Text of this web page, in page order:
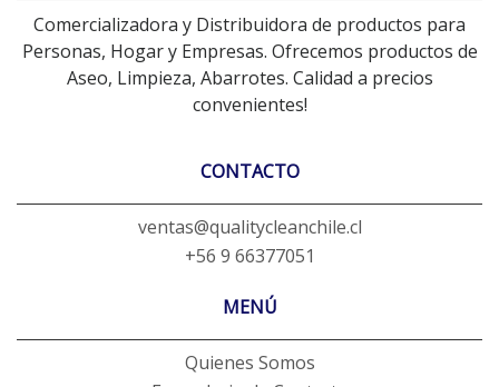
Comercializadora y Distribuidora de productos para
Personas, Hogar y Empresas. Ofrecemos productos de
Aseo, Limpieza, Abarrotes. Calidad a precios
convenientes!
CONTACTO
ventas@qualitycleanchile.cl
+56 9 66377051
MENÚ
Quienes Somos